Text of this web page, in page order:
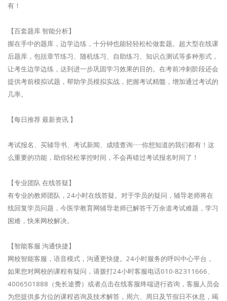
有！
【百套题库 智能分析】
握在手中的题库，边学边练，十分钟也能轻轻松松做套题。超大型在线课
后题库，包括章节练习、随机练习、自助练习、知识点测试等多种形式，
让考生边学边练，达到进一步巩固学习效果的目的。在考前冲刺阶段还会
提供考前模拟试题，帮助学员模拟实战，把握考试精髓，增加通过考试的
几率。
【每日推荐 最新资讯 】
考试报名、买辅导书、考试新闻、成绩查询······你想知道的我们都有！这
么重要的功能，助你轻松掌控时间，不会再错过考试报名时间了！
【专业团队 在线答疑】
有专业的教师团队，24小时在线答疑。对于学员的疑问，辅导老师将在
线回复学员问题，今医学教育网辅导老师已解答千万余道考试难题，学习
困难，快来网校解决。
【智能客服 沟通快捷】
网校智能客服，语音模式，沟通更快捷。24小时服务的呼叫中心平台，
如果您对网校的课程有疑问，请拨打24小时客服电话010-82311666、
4006501888（免长途费）或者点击在线客服终端进行咨询，客服人员会
为您提供多方位的课程咨询及技术解答，周六、周日及节假日不休息，竭